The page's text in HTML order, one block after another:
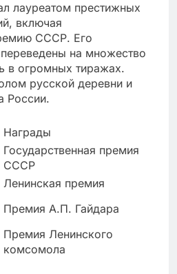
лауреатом престижных
включая
СССР. Его
на множество
в огромных тиражах.
русской деревни и
России.
Награды
Государственная премия
СССР
Ленинская премия
Премия А.П. Гайдара
Премия Ленинского
комсомола